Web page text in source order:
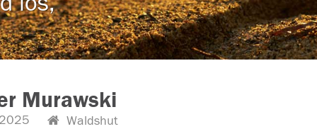
Murawski
Waldshut